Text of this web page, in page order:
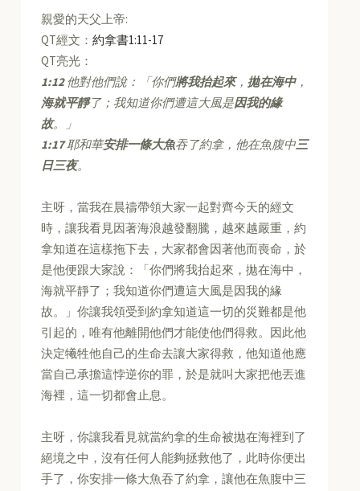
親愛的天父上帝:
QT經文：約拿書1:11-17
QT亮光：
1:12他對他們說：「你們將我抬起來， 拋在海中，
海就平靜了；我知道你們遭這大風是因我的緣
故。」
1:17耶和華安排一條大魚吞了約拿，他在魚腹中三
日三夜。
主呀，當我在晨禱帶領大家一起對齊今天的經文
時，讓我看見因著海浪越發翻騰，越來越嚴重，約
拿知道在這樣拖下去，大家都會因著他而喪命，於
是他便跟大家說：「你們將我抬起來，拋在海中，
海就平靜了；我知道你們遭這大風是因我的緣
故。」你讓我領受到約拿知道這一切的災難都是他
引起的，唯有他離開他們才能使他們得救。因此他
決定犧牲他自己的生命去讓大家得救，他知道他應
當自己承擔這悖逆你的罪，於是就叫大家把他丟進
海裡，這一切都會止息。
主呀，你讓我看見就當約拿的生命被拋在海裡到了
絕境之中，沒有任何人能夠拯救他了，此時你便出
手了，你安排一條大魚吞了約拿，讓他在魚腹中三